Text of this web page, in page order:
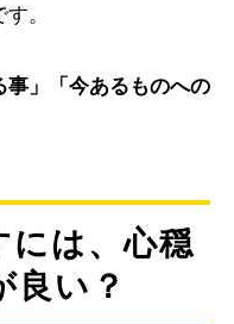
。
事」「今あるものへの
には、心穏
良い？